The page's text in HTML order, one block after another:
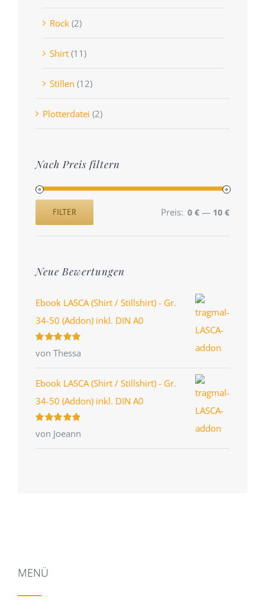
Rock (2)
Shirt (11)
Stillen (12)
Plotterdatei (2)
Nach Preis filtern
Preis
Preis
FILTER Preis: 0 € — 10 €
Neue Bewertungen
Ebook LASCA (Shirt / Stillshirt) - Gr.
34-50 (Addon) inkl. DIN A0
Bewertet
mit 5 von 5
von Thessa
Ebook LASCA (Shirt / Stillshirt) - Gr.
34-50 (Addon) inkl. DIN A0
Bewertet
mit 5 von 5
von Joeann
MENÜ